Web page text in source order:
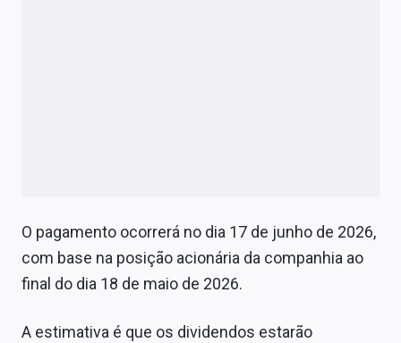
Sobre
Expediente
Contato
O pagamento ocorrerá no dia 17 de junho de 2026,
com base na posição acionária da companhia ao
final do dia 18 de maio de 2026.
A estimativa é que os dividendos estarão